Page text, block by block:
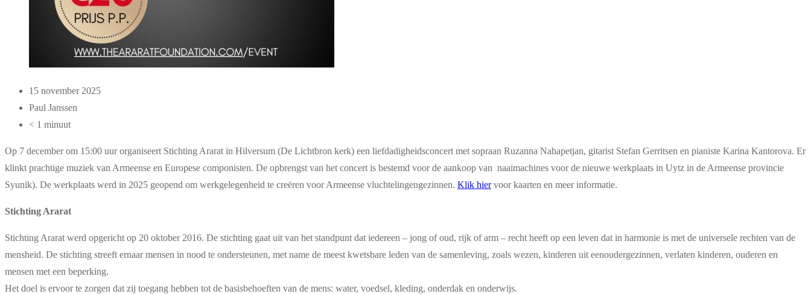
15 november 2025
Paul Janssen
< 1 minuut
Op 7 december om 15:00 uur organiseert Stichting Ararat in Hilversum (De Lichtbron kerk) een liefdadigheidsconcert met sopraan Ruzanna Nahapetjan, gitarist Stefan Gerritsen en pianiste Karina Kantorova. Er
klinkt prachtige muziek van Armeense en Europese componisten. De opbrengst van het concert is bestemd voor de aankoop van naaimachines voor de nieuwe werkplaats in Uytz in de Armeense provincie
Syunik). De werkplaats werd in 2025 geopend om werkgelegenheid te creëren voor Armeense vluchtelingengezinnen. Klik hiervoor kaarten en meer informatie.
Stichting Ararat
Stichting Ararat werd opgericht op 20 oktober 2016. De stichting gaat uit van het standpunt dat iedereen – jong of oud, rijk of arm – recht heeft op een leven dat in harmonie is met de universele rechten van de
mensheid. De stichting streeft ernaar mensen in nood te ondersteunen, met name de meest kwetsbare leden van de samenleving, zoals wezen, kinderen uit eenoudergezinnen, verlaten kinderen, ouderen en
mensen met een beperking.
Het doel is ervoor te zorgen dat zij toegang hebben tot de basisbehoeften van de mens: water, voedsel, kleding, onderdak en onderwijs.